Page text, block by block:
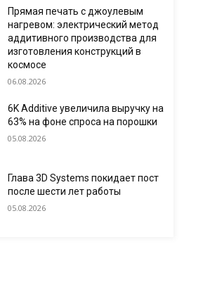
Прямая печать с джоулевым
нагревом: электрический метод
аддитивного производства для
изготовления конструкций в
космосе
06.08.2026
6K Additive увеличила выручку на
63% на фоне спроса на порошки
05.08.2026
Глава 3D Systems покидает пост
после шести лет работы
05.08.2026